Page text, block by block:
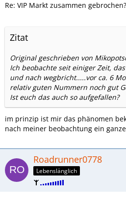
Re: VIP Markt zusammen gebrochen?
Zitat
Original geschrieben von
Ich beobachte seit einiger Zeit,
und nach wegbricht.....vor ca. 6
relativ guten Nummern noch gut
Ist euch das auch so aufgefallen?
im prinzip ist mir das phänomen
nach meiner beobachtung ein
Roadrunner0778
Lebenslänglich